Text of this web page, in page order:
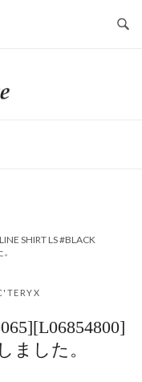
SHIRT LS #BLACK
ました。